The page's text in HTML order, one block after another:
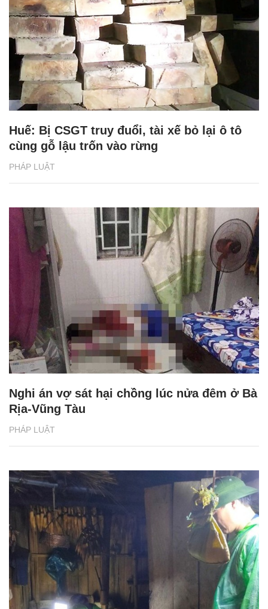
PHÁP LUẬT
Huế: Bị CSGT truy đuổi, tài xế bỏ lại ô tô
cùng gỗ lậu trốn vào rừng
PHÁP LUẬT
Nghi án vợ sát hại chồng lúc nửa đêm ở Bà
Rịa-Vũng Tàu